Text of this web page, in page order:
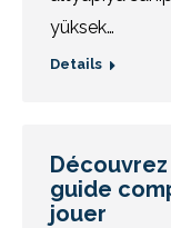
yüksek…
Details
guide
jouer